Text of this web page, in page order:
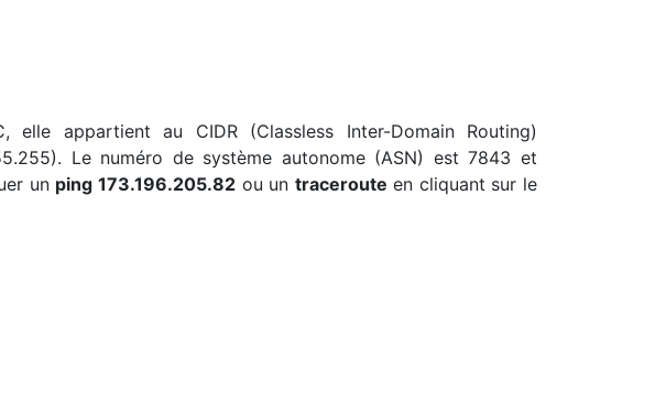
appartient au CIDR (Classless Inter-Domain Routing)
Le numéro de système autonome (ASN) est 7843 et
un ping 173.196.205.82ou un traceroute en cliquant sur le